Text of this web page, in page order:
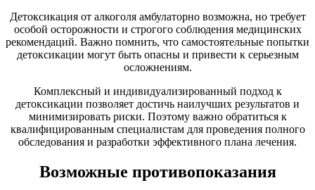
Детоксикация от алкоголя амбулаторно возможна, но требует
особой осторожности и строгого соблюдения медицинских
рекомендаций. Важно помнить, что самостоятельные попытки
детоксикации могут быть опасны и привести к серьезным
осложнениям.
Комплексный и индивидуализированный подход к
детоксикации позволяет достичь наилучших результатов и
минимизировать риски. Поэтому важно обратиться к
квалифицированным специалистам для проведения полного
обследования и разработки эффективного плана лечения.
Возможные противопоказания